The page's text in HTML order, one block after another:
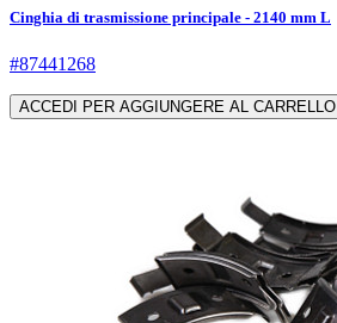
Cinghia di trasmissione principale - 2140 mm L
#87441268
ACCEDI PER AGGIUNGERE AL CARRELLO